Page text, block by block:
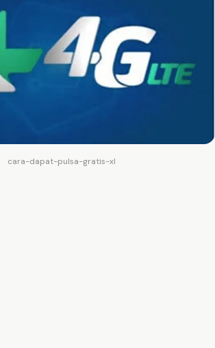
cara-dapat-pulsa-gratis-xl